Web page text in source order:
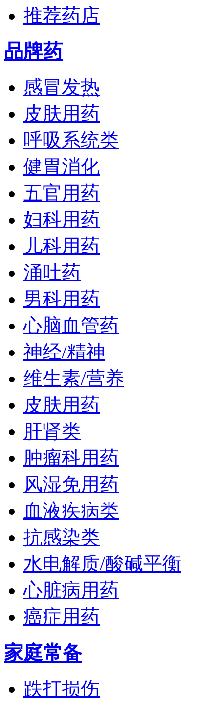
推荐药店
品牌药
感冒发热
皮肤用药
呼吸系统类
健胃消化
五官用药
妇科用药
儿科用药
涌吐药
男科用药
心脑血管药
神经/精神
维生素/营养
皮肤用药
肝肾类
肿瘤科用药
风湿免用药
血液疾病类
抗感染类
水电解质/酸碱平衡
心脏病用药
癌症用药
家庭常备
跌打损伤